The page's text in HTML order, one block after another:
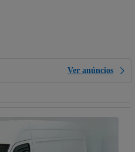
Ver anúncios